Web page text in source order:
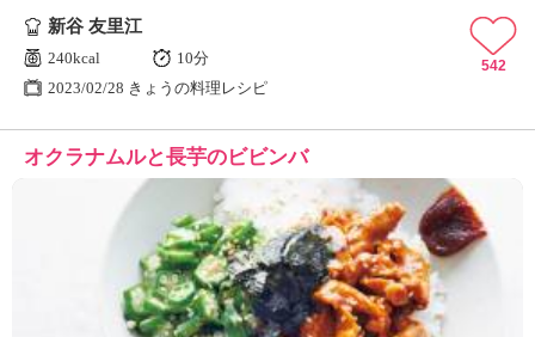
新谷 友里江
240kcal
10分
2023/02/28 きょうの料理レシピ
542
オクラナムルと長芋のビビンバ